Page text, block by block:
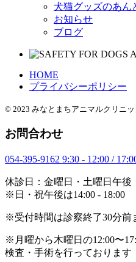
犬猫グッズのあん
お知らせ
ブログ
HOME
プライバシーポリシー
© 2023 みなとまちアニマルクリニッ
お問合わせ
054-395-9162 9:30 - 12:00 /
休診日：金曜日・土曜日午後
※日・祝午後は14:00 - 18:00
※受付時間は診察終了30分前
※月曜から木曜日の12:00〜
検査・手術を行っております